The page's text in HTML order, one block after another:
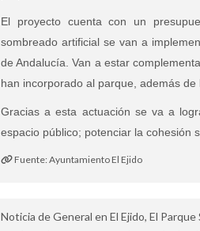
El proyecto cuenta con un
sombreado artificial se van a
de Andalucía. Van a estar
han incorporado al parque, además
Gracias a esta actuación se va a
espacio público; potenciar la cohesión
Fuente: Ayuntamiento El Ejido
Noticia de General en El Ejido, El